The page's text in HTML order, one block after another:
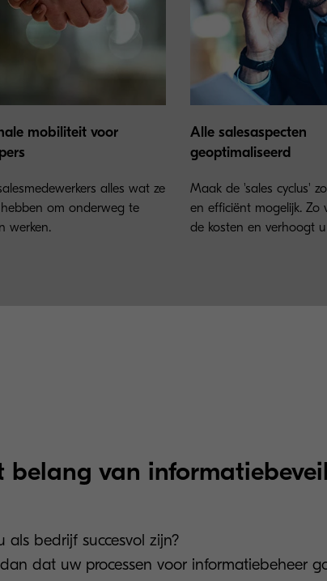
mobiliteit voor
alles wat ze
om onderweg te
werken.
Alle salesaspecten
geoptimaliseerd
Maak de 'sales cyclus'
en efficiënt mogelijk. Zo
de kosten en verhoogt
belang van
als bedrijf succesvol zijn?
dat uw processen voor informatiebeheer